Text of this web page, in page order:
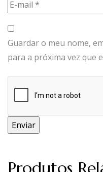
Guardar o meu nome,
para a próxima vez que